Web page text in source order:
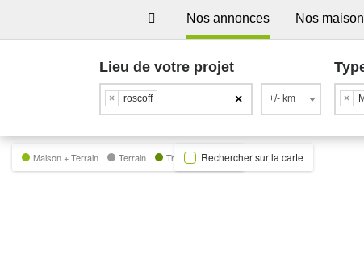
Nos annonces Nos
Lieu de votre projet
×
× roscoff +/- km ×
Maison + Terrain Terrain Trecobat GreenRechercher sur la carte